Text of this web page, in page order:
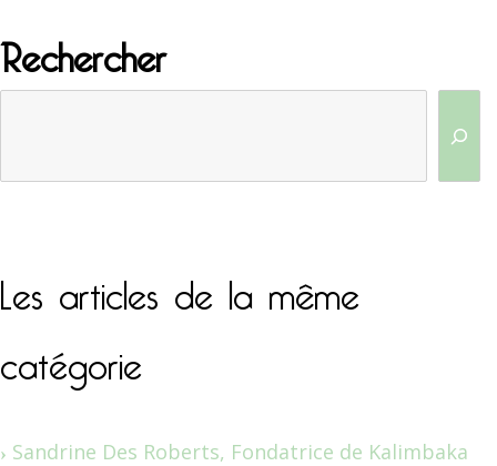
Rechercher
Les articles de la même
catégorie
Sandrine Des Roberts, Fondatrice de Kalimbaka